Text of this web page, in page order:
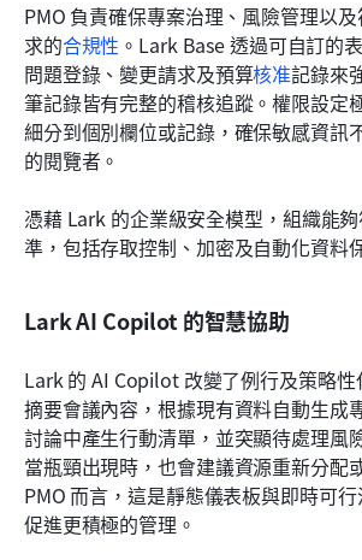
PMO 負責確保專案治理、風險管理以
求的合規性 。Lark Base 透過可自訂的
問題登錄、變更請求及預算核准記錄來
筆記錄皆有完整的稽核追蹤。權限設定
細分到個別欄位或記錄，確保敏感資訊
的閱覽者。
憑藉 Lark 的企業級安全模型，組織能
準，包括存取控制、加密及自動化資料
Lark AI Copilot 的智慧協助
Lark 的 AI Copilot 改變了例行及策略
摘要會議內容，根據現有資料自動生成
討論中產生行動清單，並突顯待處理風
當瓶頸出現時，也會建議資源重新分配
PMO 而言，這是靜態儀表板與即時可行
促進更積極的管理。